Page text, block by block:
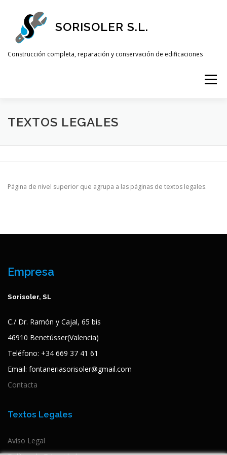
contenido
SORISOLER S.L.
Construcción completa, reparación y conservación de edificaciones
Menú
INICIO SERVICIOS OFERTAS
TEXTOS LEGALES
Página de nivel superior que agrupa a las páginas de textos legales.
Empresa
Sorisoler, SL
C./ Dr. Ramón y Cajal, 65 bis
46910 Benetússer(Valencia)
Teléfono: +34 669 37 41 61
Email: fontaneriasorisoler@gmail.com
Contacta
Textos Legales
Aviso Legal